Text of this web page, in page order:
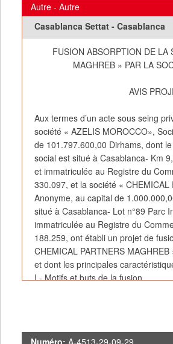
Autre - Autre
Casablanca Settat - Casablanca
FUSION ABSORPTION DE LA
MAGHREB » PAR LA
AVIS
Aux termes d’un acte sous seing
société « AZELIS MOROCCO»,
de 101.797.600,00 Dirhams, dont
social est situé à Casablanca- Km
et immatriculée au Registre du
330.097, et la société «
Anonyme, au capital de
situé à Casablanca- Lot n°89 Parc
immatriculée au Registre du
188.259, ont établi un projet de
CHEMICAL PARTNERS
et dont les principales
I - Motifs et buts de la fusion
La Fusion répond à une volonté
- La simplification et la
- La réduction des coûts de